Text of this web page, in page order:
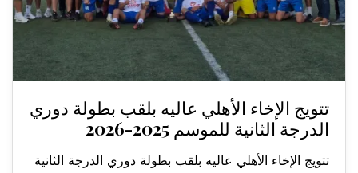
تتويج الإخاء الأهلي عاليه بلقب بطولة دوري
الدرجة الثانية للموسم 2025-2026
تتويج الإخاء الأهلي عاليه بلقب بطولة دوري الدرجة الثانية